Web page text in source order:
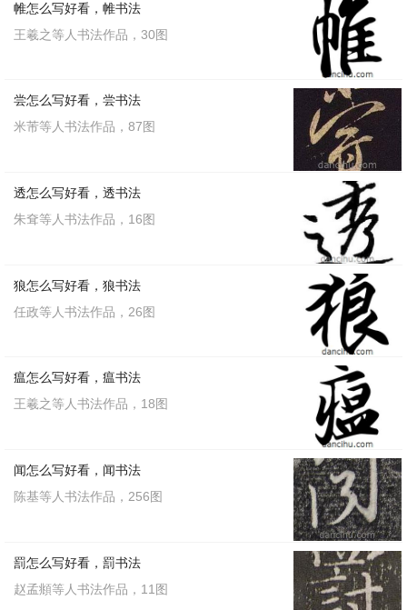
帷怎么写好看，帷书法
王羲之等人书法作品，30图
尝怎么写好看，尝书法
米芾等人书法作品，87图
透怎么写好看，透书法
朱耷等人书法作品，16图
狼怎么写好看，狼书法
任政等人书法作品，26图
瘟怎么写好看，瘟书法
王羲之等人书法作品，18图
闻怎么写好看，闻书法
陈基等人书法作品，256图
罰怎么写好看，罰书法
赵孟頫等人书法作品，11图